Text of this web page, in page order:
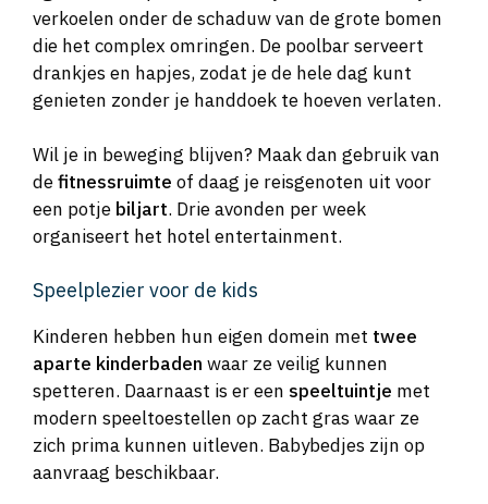
verkoelen onder de schaduw van de grote bomen
die het complex omringen. De poolbar serveert
drankjes en hapjes, zodat je de hele dag kunt
genieten zonder je handdoek te hoeven verlaten.
Wil je in beweging blijven? Maak dan gebruik van
defitnessruimte of daag je reisgenoten uit voor
een potje biljart. Drie avonden per week
organiseert het hotel entertainment.
Speelplezier voor de kids
Kinderen hebben hun eigen domein met twee
aparte kinderbaden waar ze veilig kunnen
spetteren. Daarnaast is er een speeltuintje met
modern speeltoestellen op zacht gras waar ze
zich prima kunnen uitleven. Babybedjes zijn op
aanvraag beschikbaar.